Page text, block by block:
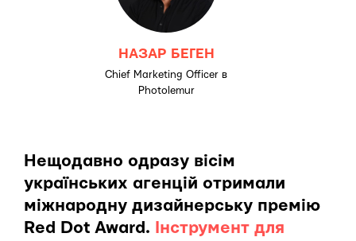
НАЗАР БЕГЕН
Chief Marketing Officer в
Photolemur
Нещодавно одразу вісім
українських агенцій отримали
міжнародну дизайнерську премію
Red Dot Award. Інструмент для